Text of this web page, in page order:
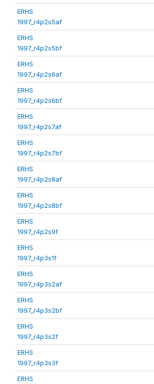
ERHS
1997_r4p2s5af
ERHS
1997_r4p2s5bf
ERHS
1997_r4p2s6af
ERHS
1997_r4p2s6bf
ERHS
1997_r4p2s7af
ERHS
1997_r4p2s7bf
ERHS
1997_r4p2s8af
ERHS
1997_r4p2s8bf
ERHS
1997_r4p2s9f
ERHS
1997_r4p3s1f
ERHS
1997_r4p3s2af
ERHS
1997_r4p3s2bf
ERHS
1997_r4p3s2f
ERHS
1997_r4p3s3f
ERHS